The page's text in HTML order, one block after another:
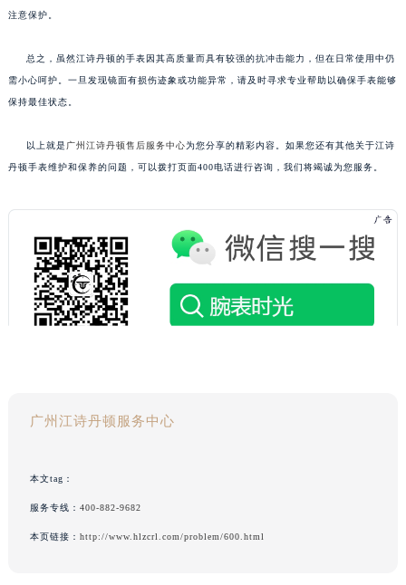
注意保护。
总之，虽然江诗丹顿的手表因其高质量而具有较强的抗冲击能力，但在日常使用中仍
需小心呵护。一旦发现镜面有损伤迹象或功能异常，请及时寻求专业帮助以确保手表能够
保持最佳状态。
以上就是 广州江诗丹顿售后服务中心为您分享的精彩内容。如果您还有其他关于江诗
丹顿手表维护和保养的问题，可以拨打页面400电话进行咨询，我们将竭诚为您服务。
广州江诗丹顿服务中心
本文tag：
服务专线： 400-882-9682
本页链接： http://www.hlzcrl.com/problem/600.html